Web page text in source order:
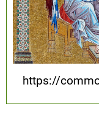
https://